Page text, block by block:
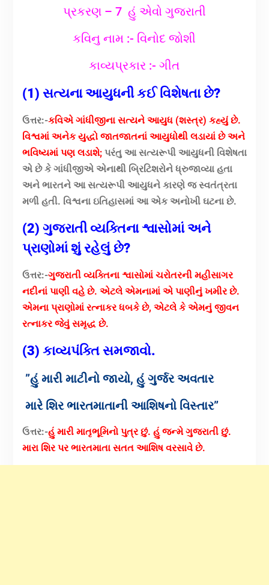
પ્રકરણ – 7 હું એવો ગુજરાતી
કવિનુ નામ :- વિનોદ જોશી
કાવ્યપ્રકાર :- ગીત
(1) સત્યના આયુધની કઈ વિશેષતા છે?
ઉત્તર:-કવિએ ગાંધીજીના સત્યને આયુધ (શસ્ત્ર) કહ્યું છે.
વિશ્વમાં અનેક યુદ્ધો જાતજાતનાં આયુધોથી લડાયાં છે અને
ભવિષ્યમાં પણ લડાશે;પરંતુ આ સત્યરૂપી આયુધની વિશેષતા
એ છે કે ગાંધીજીએ એનાથી બ્રિટિશરોને ધ્રુજાવ્યા હતા
અને ભારતને આ સત્યરૂપી આયુધને કારણે જ સ્વતંત્રતા
મળી હતી. વિશ્વના ઇતિહાસમાં આ એક અનોખી ઘટના છે.
(2) ગુજરાતી વ્યક્તિના શ્વાસોમાં અને
પ્રાણોમાં શું રહેલું છે?
ઉત્તર:-ગુજરાતી વ્યક્તિના શ્વાસોમાં ચરોતરની મહીસાગર
નદીનાં પાણી વહે છે. એટલે એમનામાં એ પાણીનું ખમીર છે.
એમના પ્રાણોમાં રત્નાકર ધબકે છે, એટલે કે એમનું જીવન
રત્નાકર જેવું સમૃદ્ધ છે.
(3) કાવ્યપંક્તિ સમજાવો.
”હું મારી માટીનો જાયો, હું ગુર્જર અવતાર
મારે શિર ભારતમાતાની આશિષનો વિસ્તાર”
ઉત્તર:-હું મારી માતૃભૂમિનો પુત્ર છું. હું જન્મે ગુજરાતી છું.
મારા શિર પર ભારતમાતા સતત આશિષ વરસાવે છે.